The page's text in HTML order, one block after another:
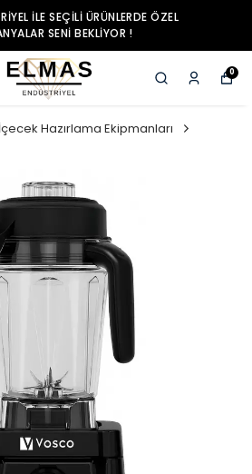
ILE SEÇILI ÜRÜNLERDE ÖZEL
SENI BEKLIYOR !
0
İçecek Hazırlama Ekipmanları